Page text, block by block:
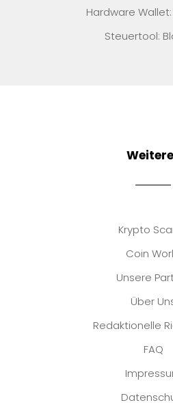
Hardware
Steuertool:
Krypto
Coin
Unsere
Über
Redaktionelle
FAQ